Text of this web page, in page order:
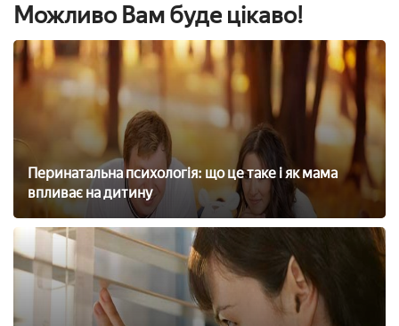
Можливо Вам буде цікаво!
Перинатальна психологія: що це таке і як мама
впливає на дитину